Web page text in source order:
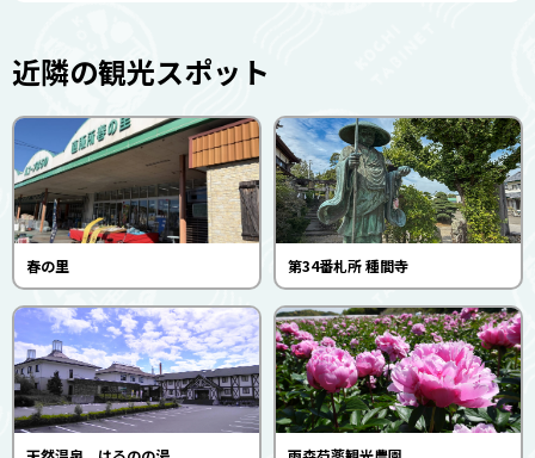
近隣の観光スポット
春の里 第34番札所 種間寺